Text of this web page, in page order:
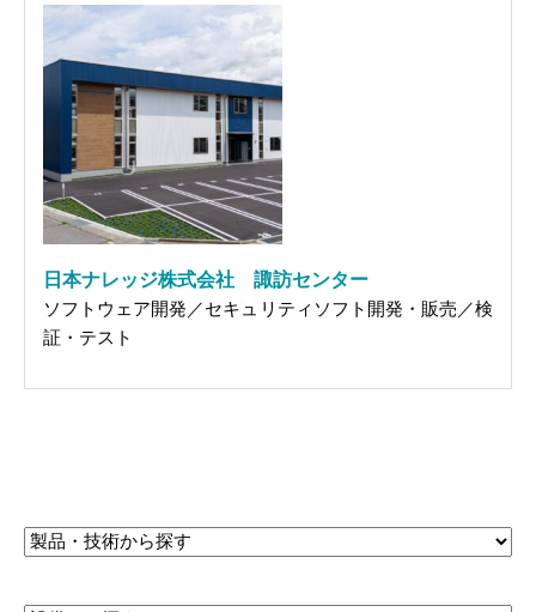
日本ナレッジ株式会社 諏訪センター
ソフトウェア開発／セキュリティソフト開発・販売／検
証・テスト